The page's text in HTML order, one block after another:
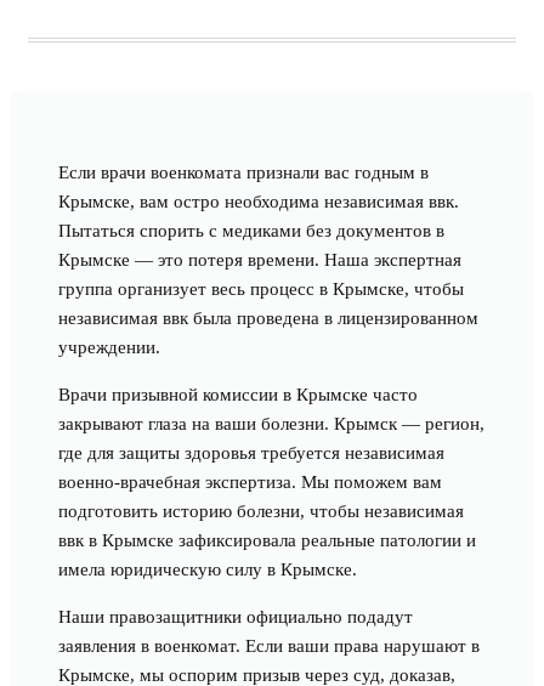
Если врачи военкомата признали вас годным в
Крымске, вам остро необходима независимая ввк.
Пытаться спорить с медиками без документов в
Крымске — это потеря времени. Наша экспертная
группа организует весь процесс в Крымске, чтобы
независимая ввк была проведена в лицензированном
учреждении.
Врачи призывной комиссии в Крымске часто
закрывают глаза на ваши болезни. Крымск — регион,
где для защиты здоровья требуется независимая
военно-врачебная экспертиза. Мы поможем вам
подготовить историю болезни, чтобы независимая
ввк в Крымске зафиксировала реальные патологии и
имела юридическую силу в Крымске.
Наши правозащитники официально подадут
заявления в военкомат. Если ваши права нарушают в
Крымске, мы оспорим призыв через суд, доказав,